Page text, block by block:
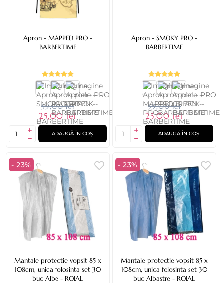
Apron - MAPPED PRO -
BARBERTIME
59,00 lei
25,00 lei
ADAUGĂ ÎN COȘ
Apron - SMOKY PRO -
BARBERTIME
59,00 lei
25,00 lei
ADAUGĂ ÎN COȘ
- 23%
Mantale protectie vopsit 85 x
108cm, unica folosinta set 30
buc Albe - ROIAL
- 23%
Mantale protectie vopsit 85 x
108cm, unica folosinta set 30
buc Albastre - ROIAL